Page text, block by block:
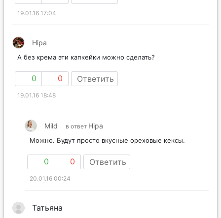
19.01.16 17:04
Hipa
А без крема эти капкейки можно сделать?
0 0 Ответить
19.01.16 18:48
Mild в ответ Hipa
Можно. Будут просто вкусные ореховые кексы.
0 0 Ответить
20.01.16 00:24
Татьяна